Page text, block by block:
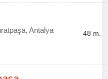
Antalya 48 m.